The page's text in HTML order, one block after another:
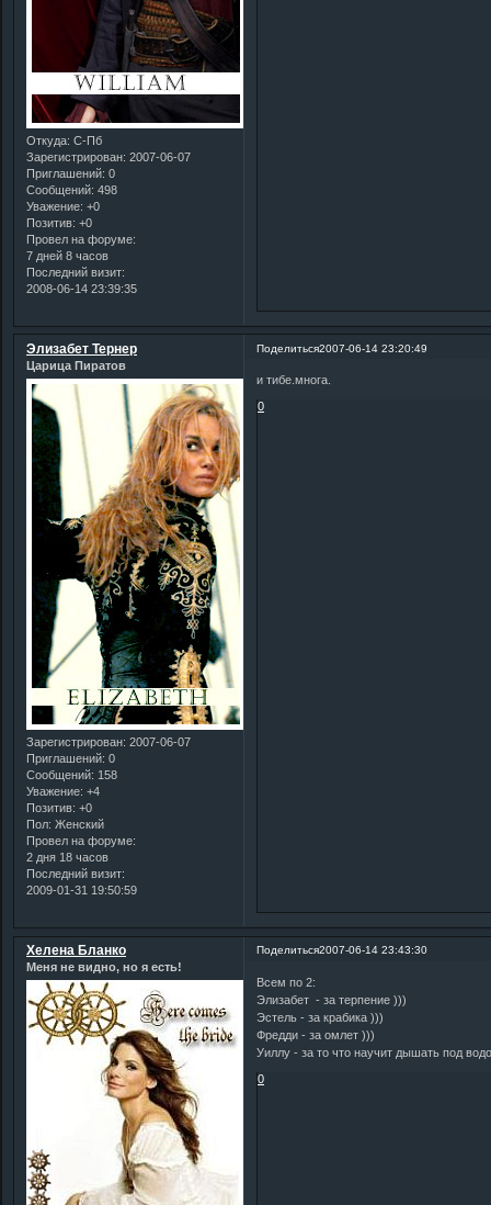
Откуда: С-Пб
Зарегистрирован: 2007-06-07
Приглашений: 0
Сообщений: 498
Уважение: +0
Позитив: +0
Провел на форуме:
7 дней 8 часов
Последний визит:
2008-06-14 23:39:35
Поделиться2007-06-14 23:20:49
Элизабет Тернер
Царица Пиратов
Зарегистрирован: 2007-06-07
Приглашений: 0
Сообщений: 158
Уважение: +4
Позитив: +0
Пол: Женский
Провел на форуме:
2 дня 18 часов
Последний визит:
2009-01-31 19:50:59
и тибе.многа.
0
Поделиться2007-06-14 23:43:30
Хелена Бланко
Меня не видно, но я есть!
Всем по 2:
Элизабет - за терпение )))
Эстель - за крабика )))
Фредди - за омлет )))
Уиллу - за то что научит дышать под
0